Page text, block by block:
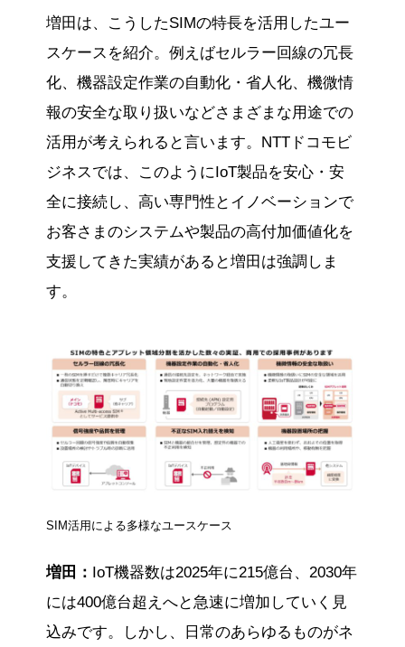
増田は、こうしたSIMの特長を活用したユー
スケースを紹介。例えばセルラー回線の冗長
化、機器設定作業の自動化・省人化、機微情
報の安全な取り扱いなどさまざまな用途での
活用が考えられると言います。NTTドコモビ
ジネスでは、このようにIoT製品を安心・安
全に接続し、高い専門性とイノベーションで
お客さまのシステムや製品の高付加価値化を
支援してきた実績があると増田は強調しま
す。
SIM活用による多様なユースケース
増田： IoT機器数は2025年に215億台、2030年
には400億台超えへと急速に増加していく見
込みです。しかし、日常のあらゆるものがネ